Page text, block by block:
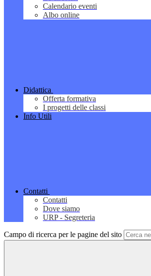
Calendario eventi
Albo online
Didattica
Offerta formativa
I progetti delle classi
Info Utili
Contatti
Contatti
Dove siamo
URP - Segreteria
Campo di ricerca per le pagine del sito